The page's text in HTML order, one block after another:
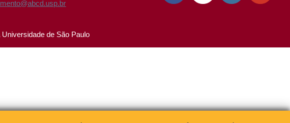
de São Paulo